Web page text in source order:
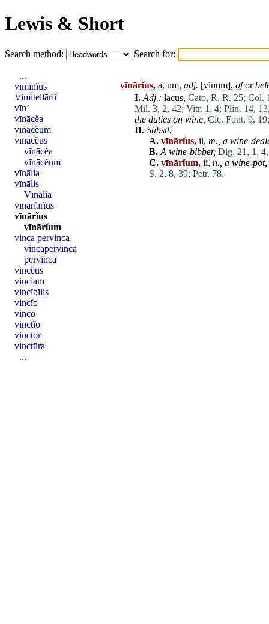
Lewis & Short
Search method: Search for:
vīnārĭus, a, um, adj. [vinum], ofor
I. Adj.: lacus, Cato, R. R. 25; Col.
Mil. 3, 2, 42; Vitr. 1, 4; Plin. 14,
the duties on wine, Cic. Font. 9, 19:
II. Substt.
A. vīnārĭus, ii, m., a wine-
B. A wine-bibber, Dig. 21, 1, 4,
C. vīnārĭum, ii, n., a wine-pot,
S. 2, 8, 39; Petr. 78.
...
vīmĭnĭus
Vimitellārii
vīn’
vīnācĕa
vīnācĕum
vīnācĕus
vīnācĕa
vīnācĕum
vīnālĭa
vīnālis
Vīnālia
vīnārĭārĭus
vīnārĭus
vīnārĭum
vinca pervinca
vincapervinca
pervinca
vincĕus
vinciam
vincĭbĭlis
vincĭo
vinco
vinctĭo
vinctor
vinctūra
...